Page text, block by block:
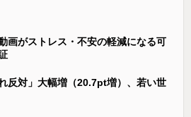
画がストレス・不安の軽減になる可
反対」大幅増（20.7pt増）、若い世